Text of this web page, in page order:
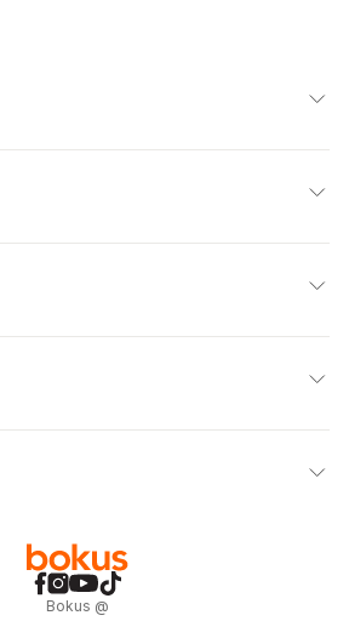
Bokus @